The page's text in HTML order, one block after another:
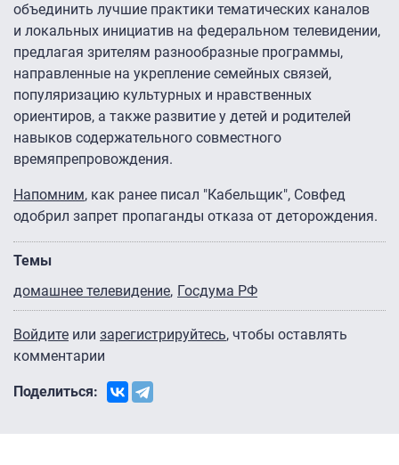
объединить лучшие практики тематических каналов
и локальных инициатив на федеральном телевидении,
предлагая зрителям разнообразные программы,
направленные на укрепление семейных связей,
популяризацию культурных и нравственных
ориентиров, а также развитие у детей и родителей
навыков содержательного совместного
времяпрепровождения.
Напомним, как ранее писал "Кабельщик", Совфед
одобрил запрет пропаганды отказа от деторождения.
Темы
домашнее телевидение Госдума РФ
Войдите или зарегистрируйтесь, чтобы оставлять
комментарии
Поделиться: